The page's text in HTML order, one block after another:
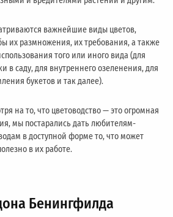
важнейшие виды цветов,
их размножения, их требования, а также
того или иного вида (для
в саду, для внутреннего озеленения, для
букетов и так далее).
на то, что цветоводство — это огромная
мы постарались дать любителям-
в доступной форме то, что может
в их работе.
Бенингфилда